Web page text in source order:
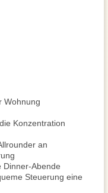
Wohnung
Konzentration
an
Abende
Steuerung eine